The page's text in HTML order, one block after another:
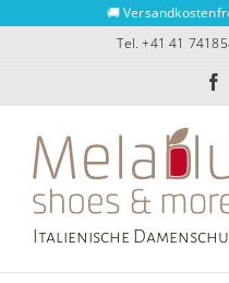
🚚
Tel. +41 41
Italienische